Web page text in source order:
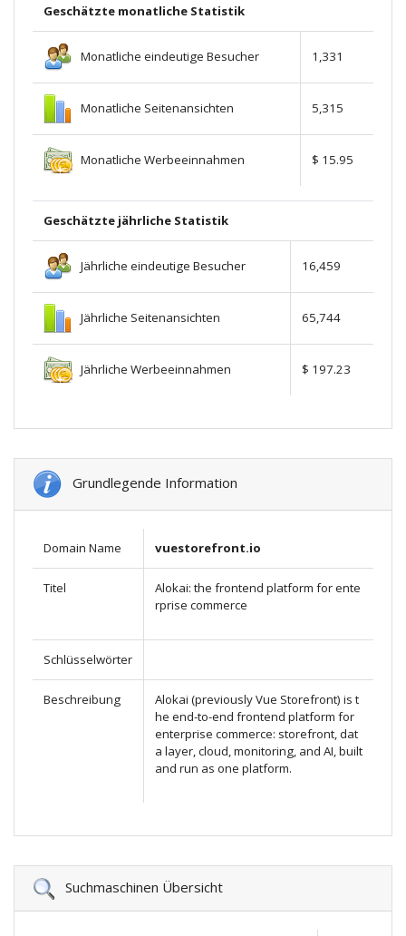
Geschätzte monatliche Statistik
Monatliche eindeutige Besucher 1,331
Monatliche Seitenansichten 5,315
Monatliche Werbeeinnahmen $ 15.95
Geschätzte jährliche Statistik
Jährliche eindeutige Besucher 16,459
Jährliche Seitenansichten 65,744
Jährliche Werbeeinnahmen $ 197.23
Grundlegende Information
Domain Name vuestorefront.io
Titel
Alokai: the frontend platform for ente
rprise commerce
Schlüsselwörter
Beschreibung
Alokai (previously Vue Storefront) is t
he end-to-end frontend platform for
enterprise commerce: storefront, dat
a layer, cloud, monitoring, and AI, built
and run as one platform.
Suchmaschinen Übersicht